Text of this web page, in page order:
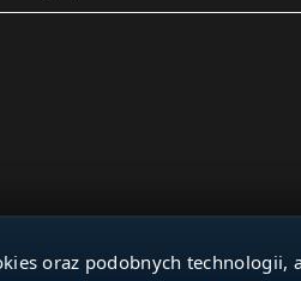
oraz podobnych technologii,